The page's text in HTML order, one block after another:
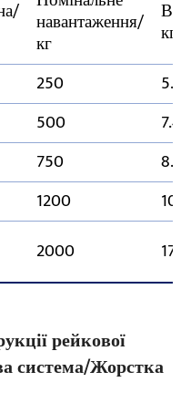
навантаження/
кг
кг/
250
5.4
500
7.4
750
8.5
1200
10
2000 17.5
рейкової
система/Жорстка